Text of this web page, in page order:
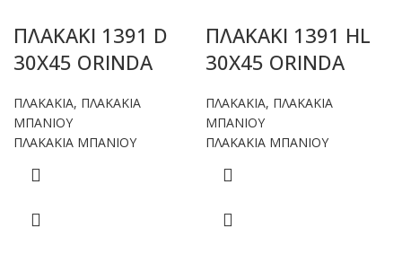
ΠΛΑΚΑΚΙ 1391 D
30X45 ORINDA
ΠΛΑΚΑΚΙΑ, ΠΛΑΚΑΚΙΑ
ΜΠΑΝΙΟΥ
ΠΛΑΚΑΚΙΑ ΜΠΑΝΙΟΥ
ΠΛΑΚΑΚΙ 1391 HL
30X45 ORINDA
ΠΛΑΚΑΚΙΑ, ΠΛΑΚΑΚΙΑ
ΜΠΑΝΙΟΥ
ΠΛΑΚΑΚΙΑ ΜΠΑΝΙΟΥ